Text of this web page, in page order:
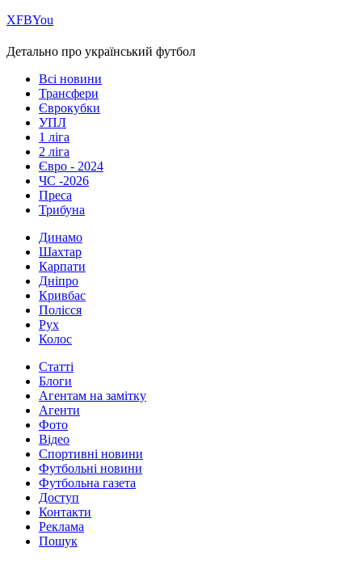
ХFBYou
Детально про український футбол
Всі новини
Трансфери
Єврокубки
УПЛ
1 ліга
2 ліга
Євро - 2024
ЧС -2026
Преса
Трибуна
Динамо
Шахтар
Карпати
Дніпро
Кривбас
Полісся
Рух
Колос
Статті
Блоги
Агентам на замітку
Агенти
Фото
Відео
Спортивні новини
Футбольні новини
Футбольна газета
Доступ
Контакти
Реклама
Пошук